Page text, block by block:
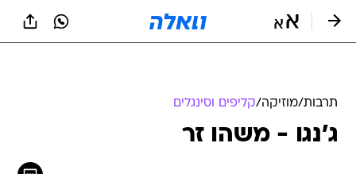
תרבות/מוזיקה/קליפים וסינגלים
ג'נגו - משהו זר